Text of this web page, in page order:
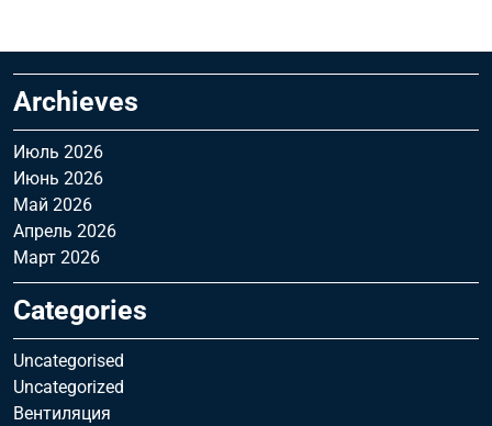
Archieves
Июль 2026
Июнь 2026
Май 2026
Апрель 2026
Март 2026
Categories
Uncategorised
Uncategorized
Вентиляция